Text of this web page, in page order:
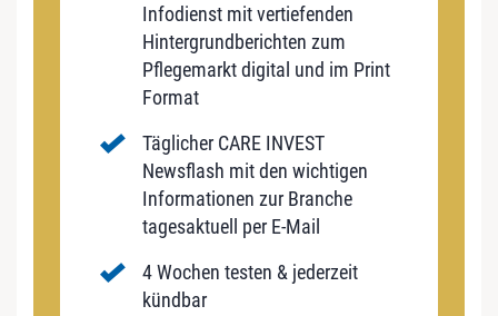
Infodienst mit vertiefenden
Hintergrundberichten zum
Pflegemarkt digital und im Print
Format
Täglicher CARE INVEST
Newsflash mit den wichtigen
Informationen zur Branche
tagesaktuell per E-Mail
4 Wochen testen & jederzeit
kündbar